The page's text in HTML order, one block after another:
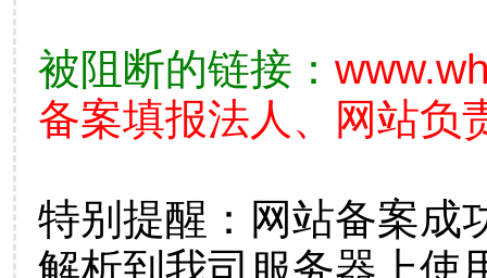
被阻断的链接：
备案填报法人、网站负
特别提醒：网站备案成